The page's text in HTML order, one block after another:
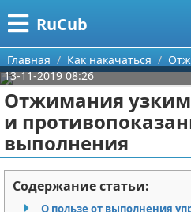
RuCub
Меню
Главная
Категории
Аэробика
Разное про спорт
Баскетбол
Поиск
О проекте
Контакты
Главная Как накачаться
13-11-2019 08:26
Отжимания узким
и
выполнения
Содержание статьи:
О пользе от выполнения